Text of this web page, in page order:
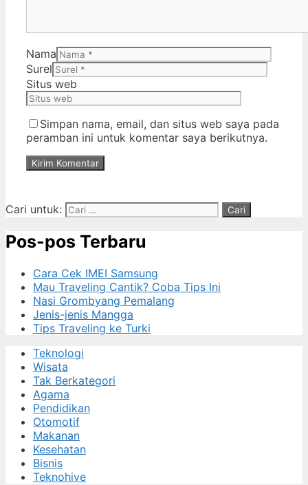
Nama
Surel
Situs web
Simpan nama, email, dan situs web saya pada
peramban ini untuk komentar saya berikutnya.
Cari untuk:
Pos-pos Terbaru
Cara Cek IMEI Samsung
Mau Traveling Cantik? Coba Tips Ini
Nasi Grombyang Pemalang
Jenis-jenis Mangga
Tips Traveling ke Turki
Teknologi
Wisata
Tak Berkategori
Agama
Pendidikan
Otomotif
Makanan
Kesehatan
Bisnis
Teknohive